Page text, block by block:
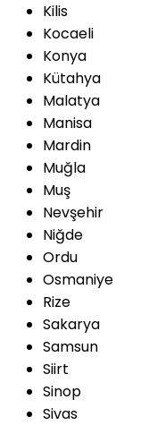
Kilis
Kocaeli
Konya
Kütahya
Malatya
Manisa
Mardin
Muğla
Muş
Nevşehir
Niğde
Ordu
Osmaniye
Rize
Sakarya
Samsun
Siirt
Sinop
Sivas